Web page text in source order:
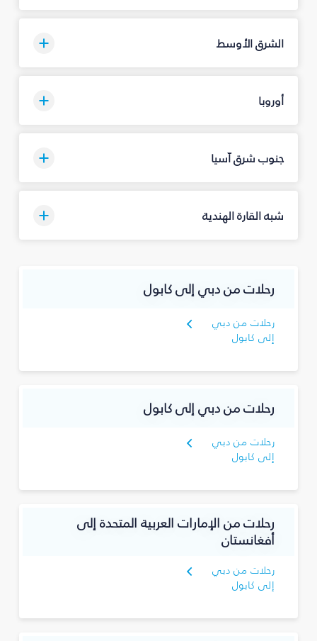
الشرق الأوسط
أوروبا
جنوب شرق آسيا
شبه القارة الهندية
رحلات من دبي إلى كابول
رحلات من دبي
إلى كابول
رحلات من دبي إلى كابول
رحلات من دبي
إلى كابول
رحلات من الإمارات العربية المتحدة إلى
أفغانستان
رحلات من دبي
إلى كابول